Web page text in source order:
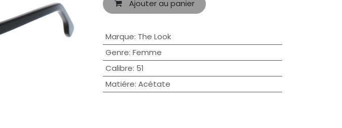
Ajouter au panier
Marque: The Look
Genre: Femme
Calibre: 51
Matiére: Acétate